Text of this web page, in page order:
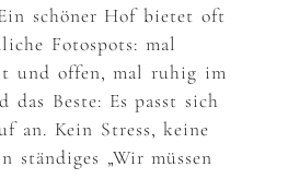
schöner Hof bietet oft
Fotospots: mal
und offen, mal ruhig im
das Beste: Es passt sich
an. Kein Stress, keine
ständiges „Wir müssen